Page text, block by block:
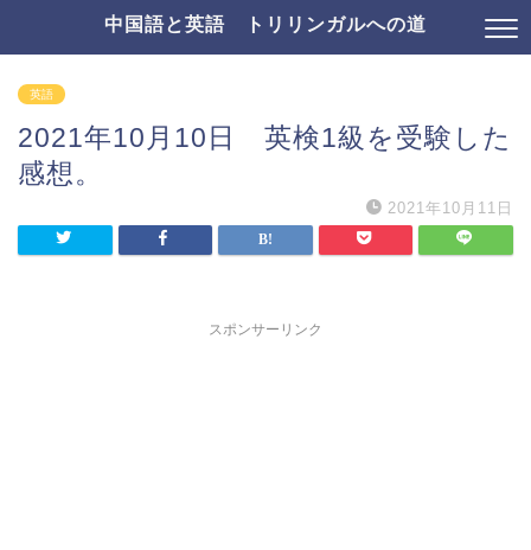
中国語と英語 トリリンガルへの道
英語
2021年10月10日 英検1級を受験した
感想。
2021年10月11日
スポンサーリンク